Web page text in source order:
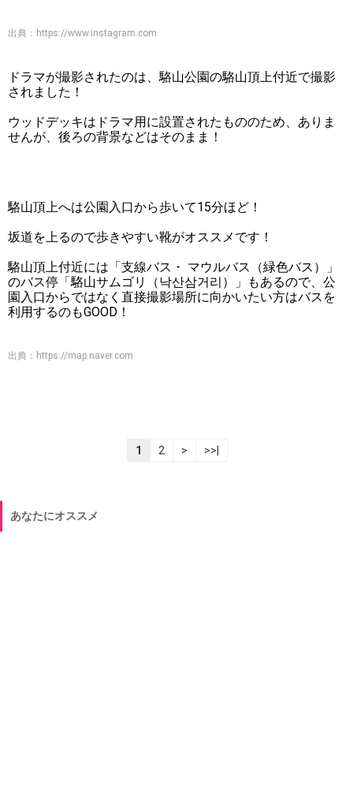
出典： https://www.instagram.com
ドラマが撮影されたのは、駱山公園の駱山頂上付近で撮影
されました！
ウッドデッキはドラマ用に設置されたもののため、ありま
せんが、後ろの背景などはそのまま！
駱山頂上へは公園入口から歩いて15分ほど！
坂道を上るので歩きやすい靴がオススメです！
駱山頂上付近には「支線バス・ マウルバス（緑色バス）」
のバス停「駱山サムゴリ（낙산삼거리）」もあるので、公
園入口からではなく直接撮影場所に向かいたい方はバスを
利用するのもGOOD！
出典： https://map.naver.com
1 2 > >>|
あなたにオススメ